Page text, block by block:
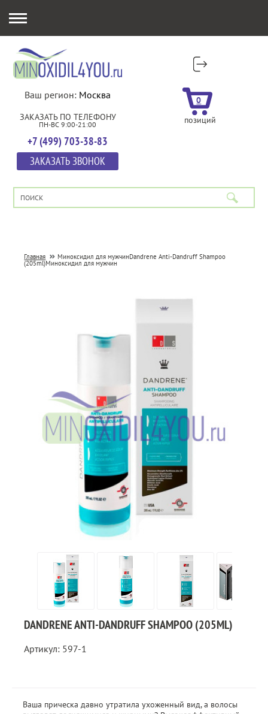
Ваш регион: Москва
ЗАКАЗАТЬ ПО ТЕЛЕФОНУ
ПН-ВС 9:00-21:00
+7 (499) 703-38-83
ЗАКАЗАТЬ ЗВОНОК
0
позиций
Главная Миноксидил для мужчинDandrene Anti-Dandruff Shampoo
(205ml)Миноксидил для мужчин
DANDRENE ANTI-DANDRUFF SHAMPOO (205ML)
Артикул: 597-1
Ваша прическа давно утратила ухоженный вид, а волосы